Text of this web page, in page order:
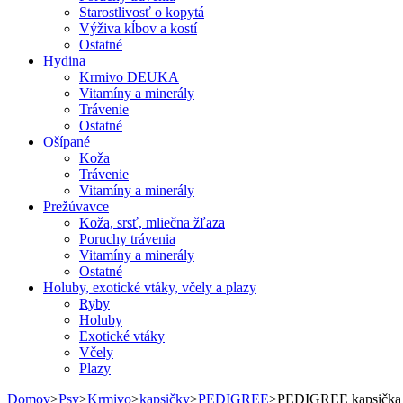
Starostlivosť o kopytá
Výživa kĺbov a kostí
Ostatné
Hydina
Krmivo DEUKA
Vitamíny a minerály
Trávenie
Ostatné
Ošípané
Koža
Trávenie
Vitamíny a minerály
Prežúvavce
Koža, srsť, mliečna žľaza
Poruchy trávenia
Vitamíny a minerály
Ostatné
Holuby, exotické vtáky, včely a plazy
Ryby
Holuby
Exotické vtáky
Včely
Plazy
Domov>Psy>Krmivo>kapsičky>PEDIGREE>PEDIGREE